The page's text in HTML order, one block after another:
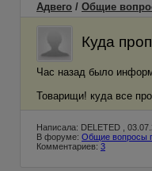
Адвего / Общие
Куда
Час назад было
Товарищи! куда все
Написала: DELETED ,
В форуме: Общие вопросы
Комментариев: 3